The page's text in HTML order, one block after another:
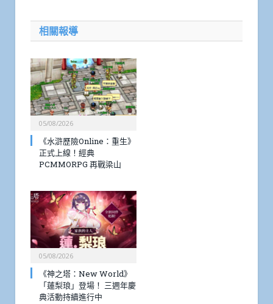
相關報導
05/08/2026
《水滸歷險Online：重生》
正式上線！經典
PCMMORPG 再戰梁山
05/08/2026
《神之塔：New World》
「蓮梨琅」登場！ 三週年慶
典活動持續進行中